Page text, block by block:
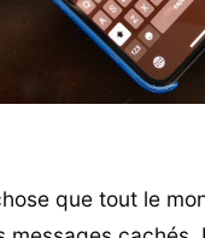
que tout le